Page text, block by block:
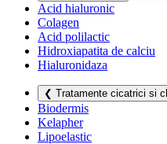
Acid hialuronic
Colagen
Acid polilactic
Hidroxiapatita de calciu
Hialuronidaza
❮ Tratamente cicatrici si
Biodermis
Kelapher
Lipoelastic